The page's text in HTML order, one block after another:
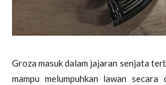
Groza masuk dalam jajaran senjata
mampu melumpuhkan lawan secara